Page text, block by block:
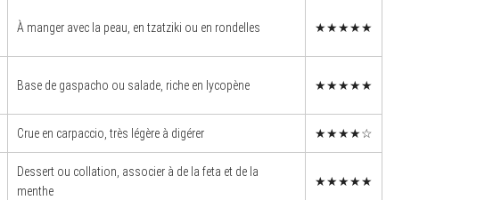
À manger avec la peau, en tzatziki ou en rondelles ★★★★★
Base de gaspacho ou salade, riche en lycopène ★★★★★
Crue en carpaccio, très légère à digérer ★★★★☆
Dessert ou collation, associer à de la feta et de la
menthe
★★★★★